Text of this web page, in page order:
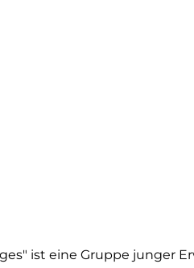
ist eine Gruppe junger